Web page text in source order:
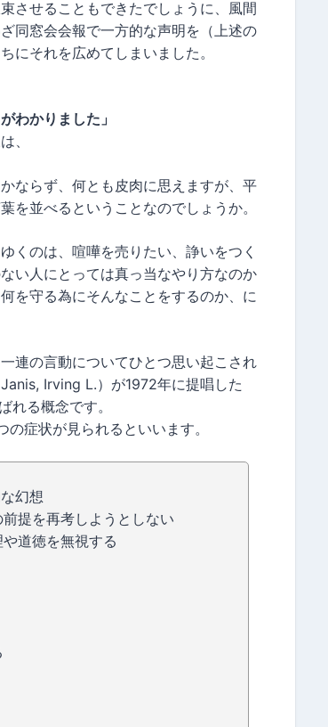
させることもできたでしょうに、風間
同窓会会報で一方的な声明を（上述の
にそれを広めてしまいました。
わかりました」
、
ならず、何とも皮肉に思えますが、平
を並べるということなのでしょうか。
くのは、喧嘩を売りたい、諍いをつく
い人にとっては真っ当なやり方なのか
を守る為にそんなことをするのか、に
連の言動についてひとつ思い起こされ
Irving L.）が1972年に提唱した
れる概念です。
症状が見られるといいます。
幻想
提を再考しようとしない
道徳を無視する